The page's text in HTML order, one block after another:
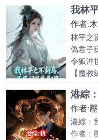
本書
我林
作者:
林平之
偽君子
令狐沖
【魔
越？！”
任我行
燒？！”
嶽靈珊
港綜
作者:
港綜：
作者：